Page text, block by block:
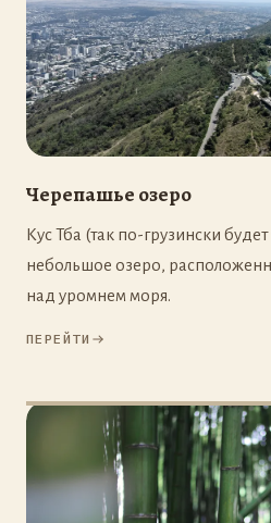
Черепашье озеро
Кус Тба (так по-грузински
небольшое озеро,
над уромнем моря.
ПЕРЕЙТИ